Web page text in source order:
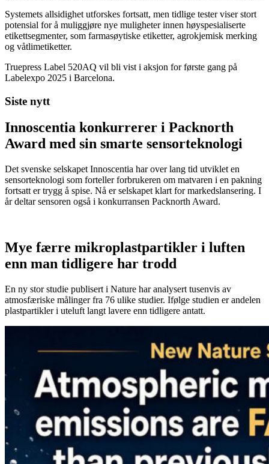
Systemets allsidighet utforskes fortsatt, men tidlige tester viser stort
potensial for å muliggjøre nye muligheter innen høyspesialiserte
etikettsegmenter, som farmasøytiske etiketter, agrokjemisk merking
og våtlimetiketter.
Truepress Label 520AQ vil bli vist i aksjon for første gang på
Labelexpo 2025 i Barcelona.
Siste nytt
Innoscentia konkurrerer i Packnorth
Award med sin smarte sensorteknologi
Det svenske selskapet Innoscentia har over lang tid utviklet en
sensorteknologi som forteller forbrukeren om matvaren i en pakning
fortsatt er trygg å spise. Nå er selskapet klart for markedslansering. I
år deltar sensoren også i konkurransen Packnorth Award.
Mye færre mikroplastpartikler i luften
enn man tidligere har trodd
En ny stor studie publisert i Nature har analysert tusenvis av
atmosfæriske målinger fra 76 ulike studier. Ifølge studien er andelen
plastpartikler i uteluft langt lavere enn tidligere antatt.